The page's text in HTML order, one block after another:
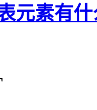
元素有